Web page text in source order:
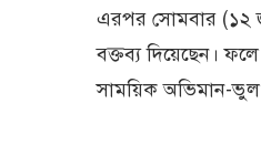
এরপর সোমবার (১২
বক্তব্য দিয়েছেন।
সাময়িক অভিমান-ভুল